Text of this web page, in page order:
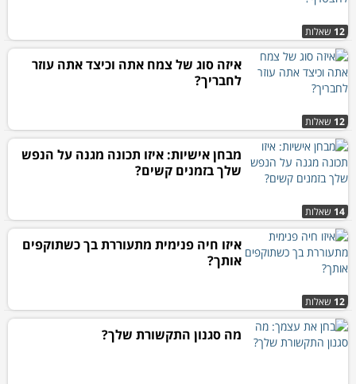
12 שאלות
12 שאלות
איזה סוג של צמח אתה וכיצד אתה עוזר
לחבריך?
14 שאלות
מבחן אישיות: איזו תכונה מגנה על הנפש
שלך בזמנים קשים?
12 שאלות
איזו חיה פנימית מתעוררת בך כשתוקפים
אותך?
מה סגנון התקשורת שלך?